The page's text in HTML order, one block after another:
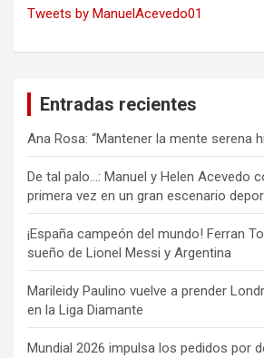
Tweets by ManuelAcevedo01
Entradas recientes
Ana Rosa: “Mantener la mente serena
De tal palo…: Manuel y Helen Acevedo
primera vez en un gran escenario
¡España campeón del mundo! Ferran
sueño de Lionel Messi y Argentina
Marileidy Paulino vuelve a prender
en la Liga Diamante
Mundial 2026 impulsa los pedidos por